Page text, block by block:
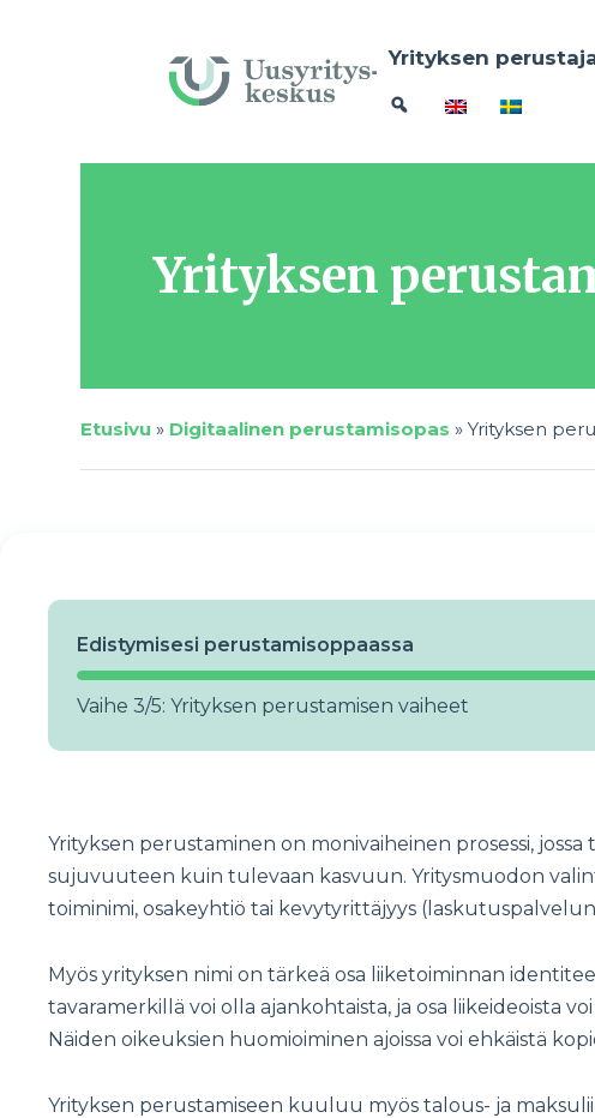
Yrityksen
Yrityksen
Etusivu » Digitaalinen perustamisopas »Yrityksen
Edistymisesi perustamisoppaassa
Vaihe 3/5: Yrityksen perustamisen vaiheet
Yrityksen perustaminen on monivaiheinen prosessi,
sujuvuuteen kuin tulevaan kasvuun. Yritysmuodon
toiminimi, osakeyhtiö tai kevytyrittäjyys
Myös yrityksen nimi on tärkeä osa liiketoiminnan
tavaramerkillä voi olla ajankohtaista, ja osa liikeideoista
Näiden oikeuksien huomioiminen ajoissa voi ehkäistä
Yrityksen perustamiseen kuuluu myös talous- ja